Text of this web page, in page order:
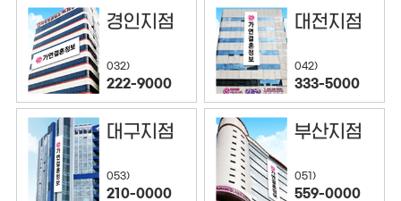
경인지점
032)
222-9000
대전지점
042)
333-5000
대구지점
053)
210-0000
부산지점
051)
559-0000